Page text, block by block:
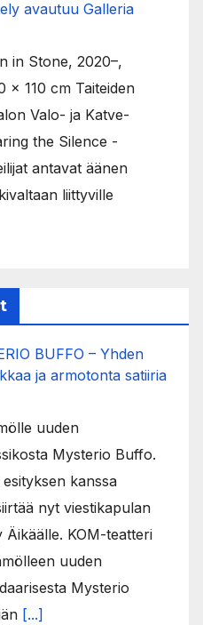
avautuu Galleria
in Stone, 2020–,
x 110 cm Taiteiden
Valo- ja Katve-
the Silence -
antavat äänen
liittyville
BUFFO – Yhden
ja armotonta satiiria
uuden
Mysterio Buffo.
kanssa
nyt viestikapulan
KOM-teatteri
uuden
Mysterio
[...]